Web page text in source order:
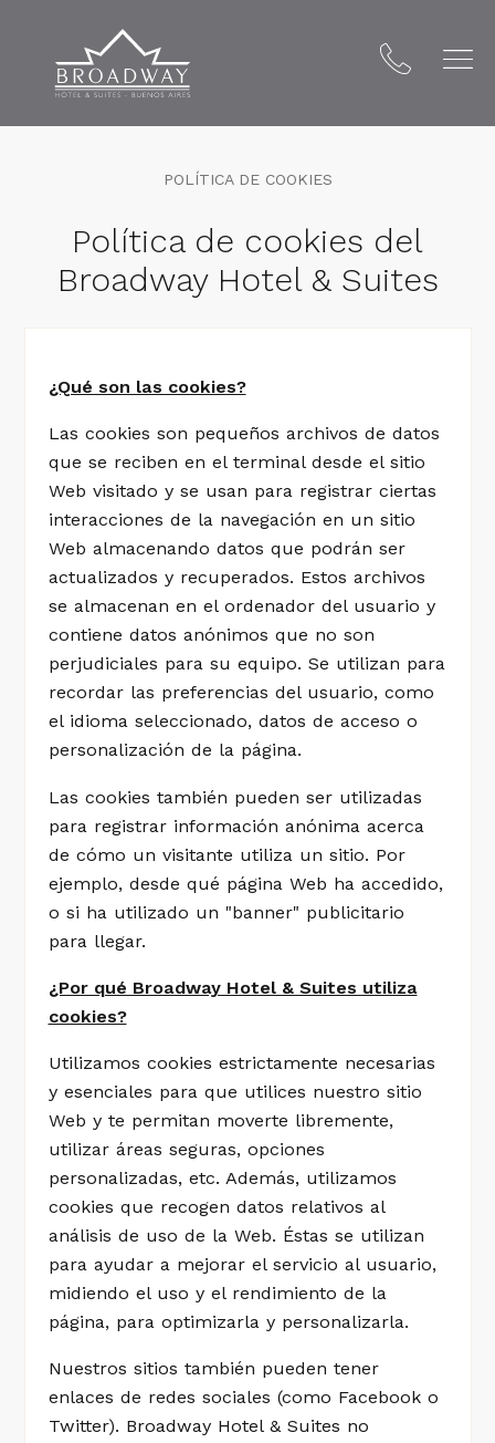
Broadway Hotel & Suites
POLÍTICA DE COOKIES
Política de cookies del
Broadway Hotel & Suites
¿Qué son las cookies?
Las cookies son pequeños archivos de datos
que se reciben en el terminal desde el sitio
Web visitado y se usan para registrar ciertas
interacciones de la navegación en un sitio
Web almacenando datos que podrán ser
actualizados y recuperados. Estos archivos
se almacenan en el ordenador del usuario y
contiene datos anónimos que no son
perjudiciales para su equipo. Se utilizan para
recordar las preferencias del usuario, como
el idioma seleccionado, datos de acceso o
personalización de la página.
Las cookies también pueden ser utilizadas
para registrar información anónima acerca
de cómo un visitante utiliza un sitio. Por
ejemplo, desde qué página Web ha accedido,
o si ha utilizado un "banner" publicitario
para llegar.
¿Por qué Broadway Hotel & Suites utiliza
cookies?
Utilizamos cookies estrictamente necesarias
y esenciales para que utilices nuestro sitio
Web y te permitan moverte libremente,
utilizar áreas seguras, opciones
personalizadas, etc. Además, utilizamos
cookies que recogen datos relativos al
análisis de uso de la Web. Éstas se utilizan
para ayudar a mejorar el servicio al usuario,
midiendo el uso y el rendimiento de la
página, para optimizarla y personalizarla.
Nuestros sitios también pueden tener
enlaces de redes sociales (como Facebook o
Twitter). Broadway Hotel & Suites no